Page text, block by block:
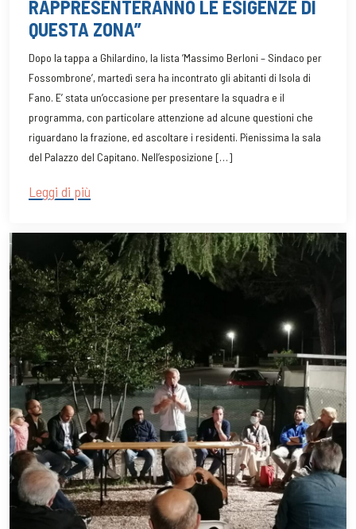
RAPPRESENTERANNO LE ESIGENZE DI
QUESTA ZONA”
Dopo la tappa a Ghilardino, la lista ‘Massimo Berloni – Sindaco per
Fossombrone’, martedì sera ha incontrato gli abitanti di Isola di
Fano. E’ stata un’occasione per presentare la squadra e il
programma, con particolare attenzione ad alcune questioni che
riguardano la frazione, ed ascoltare i residenti. Pienissima la sala
del Palazzo del Capitano. Nell’esposizione […]
Leggi di più